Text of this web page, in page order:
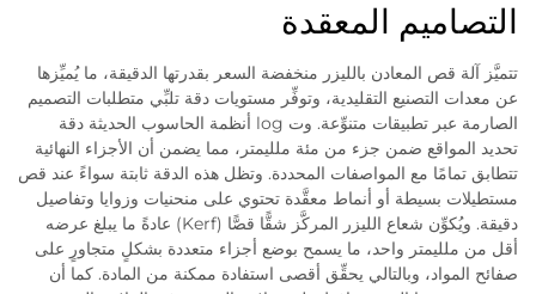
التصاميم المعقدة
تتميَّز آلة قص المعادن بالليزر منخفضة السعر بقدرتها الدقيقة، ما يُميِّزها
عن معدات التصنيع التقليدية، وتوفِّر مستويات دقة تلبِّي متطلبات التصميم
الصارمة عبر تطبيقات متنوِّعة. وت log أنظمة الحاسوب الحديثة دقة
تحديد المواقع ضمن جزء من مئة ملليمتر، مما يضمن أن الأجزاء النهائية
تتطابق تمامًا مع المواصفات المحددة. وتظل هذه الدقة ثابتة سواءً عند قص
مستطيلات بسيطة أو أنماط معقَّدة تحتوي على منحنيات وزوايا وتفاصيل
دقيقة. ويُكوِّن شعاع الليزر المركَّز شقًّا قصًّا (Kerf) عادةً ما يبلغ عرضه
أقل من ملليمتر واحد، ما يسمح بوضع أجزاء متعددة بشكلٍ متجاورٍ على
صفائح المواد، وبالتالي يحقِّق أقصى استفادة ممكنة من المادة. كما أن